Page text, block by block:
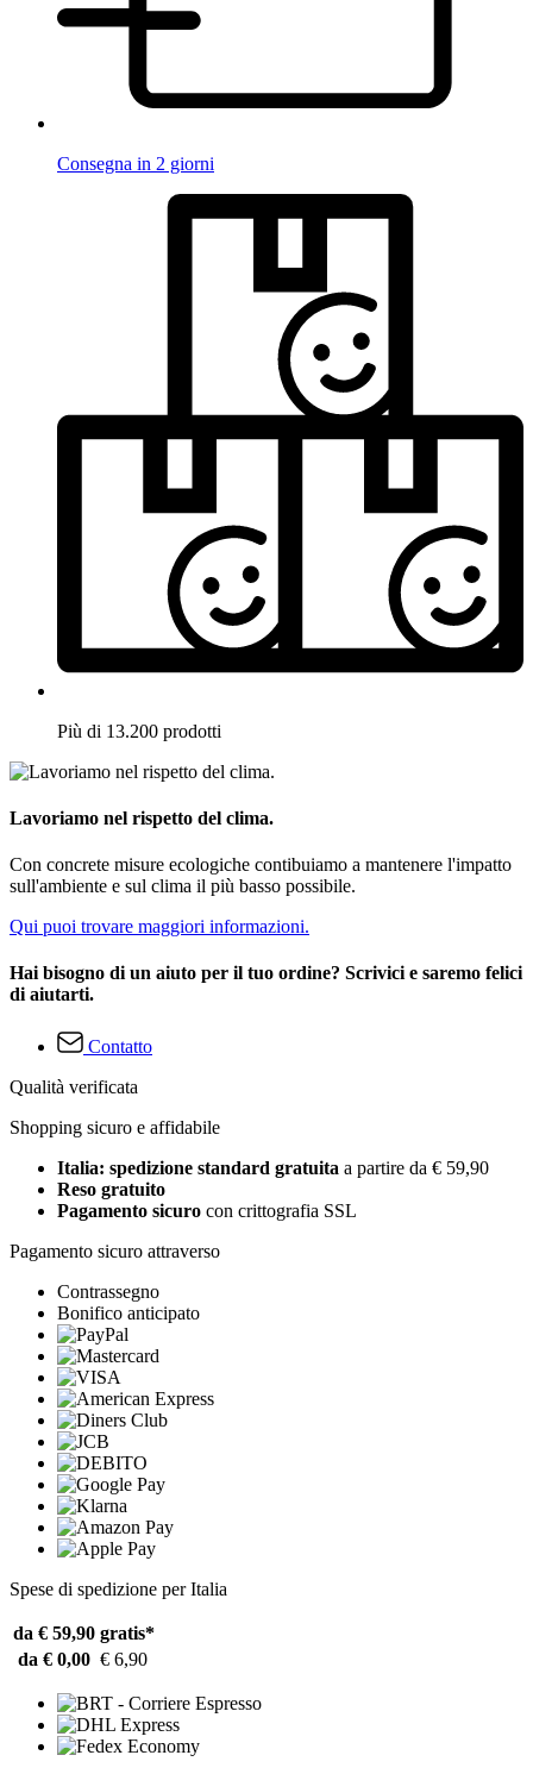
Consegna in 2 giorni
Più di 13.200 prodotti
Lavoriamo nel rispetto del clima.
Con concrete misure ecologiche contibuiamo a mantenere l'impatto
sull'ambiente e sul clima il più basso possibile.
Qui puoi trovare maggiori informazioni.
Hai bisogno di un aiuto per il tuo ordine? Scrivici e saremo felici
di aiutarti.
Contatto
Qualità verificata
Shopping sicuro e affidabile
Italia: spedizione standard gratuita a partire da € 59,90
Reso gratuito
Pagamento sicuro con crittografia SSL
Pagamento sicuro attraverso
Contrassegno
Bonifico anticipato
Spese di spedizione per Italia
da € 59,90 gratis*
da € 0,00 € 6,90